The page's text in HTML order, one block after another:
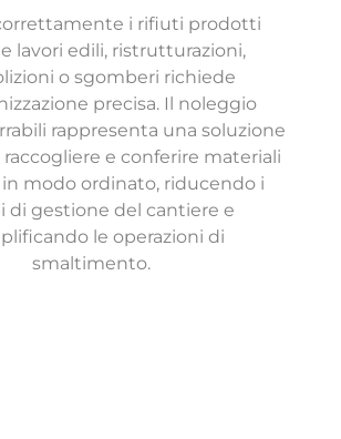
i rifiuti prodotti
lavori edili, ristrutturazioni,
o sgomberi richiede
precisa. Il noleggio
rappresenta una soluzione
e conferire materiali
modo ordinato, riducendo i
di gestione del cantiere e
le operazioni di
smaltimento.